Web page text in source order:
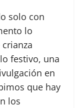
solo con
lo
festivo, una
en
que hay
los